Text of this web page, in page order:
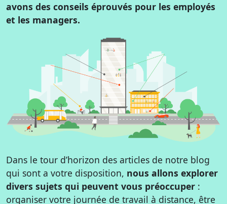
avons des conseils éprouvés pour les employés
et les managers.
Dans le tour d’horizon des articles de notre blog
qui sont a votre disposition, nous allons explorer
divers sujets qui peuvent vous préoccuper :
organiser votre journée de travail à distance, être